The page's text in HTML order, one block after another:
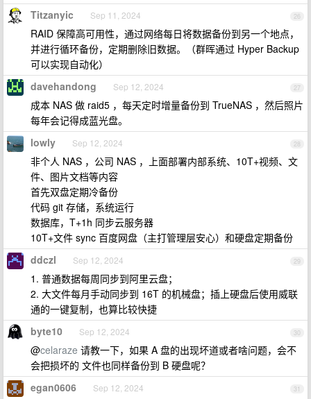
26
Titzanyic Sep 11, 2024
RAID 保障高可用性，通过网络每日将数据备份到另一个地点，
并进行循环备份，定期删除旧数据。（群晖通过 Hyper Backup
可以实现自动化）
27
davehandong Sep 12, 2024
成本 NAS 做 raid5 ，每天定时增量备份到 TrueNAS ，然后照片
每年会记得成蓝光盘。
28
lowly Sep 12, 2024
非个人 NAS ，公司 NAS ，上面部署内部系统、10T+视频、文
件、图片文档等内容
首先双盘定期冷备份
代码 git 存储，系统运行
数据库，T+1h 同步云服务器
10T+文件 sync 百度网盘（主打管理层安心）和硬盘定期备份
29
ddczl Sep 12, 2024
1. 普通数据每周同步到阿里云盘；
2. 大文件每月手动同步到 16T 的机械盘；插上硬盘后使用威联
通的一键复制，也算比较快捷
30
byte10 Sep 12, 2024
@celaraze 请教一下，如果 A 盘的出现坏道或者啥问题，会不
会把损坏的 文件也同样备份到 B 硬盘呢？
31
egan0606 Sep 12, 2024